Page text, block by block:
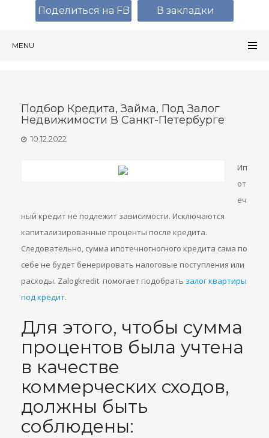
MENU
Подбор Кредита, Займа, Под Залог
Недвижимости В Санкт-Петербурге
10.12.2022
Ип
от
еч
ный кредит не подлежит зависимости. Исключаются
капитализированные проценты после кредита.
Следовательно, сумма ипотечногногного кредита сама по
себе не будет бенерировать налоговые поступления или
расходы. Zalogkredit помогает подобрать залог квартиры
под кредит.
Для этого, чтобы сумма
процентов была учтена
в качестве
коммерческих сходов,
должны быть
соблюдены:
Поделиться на FB В закладки